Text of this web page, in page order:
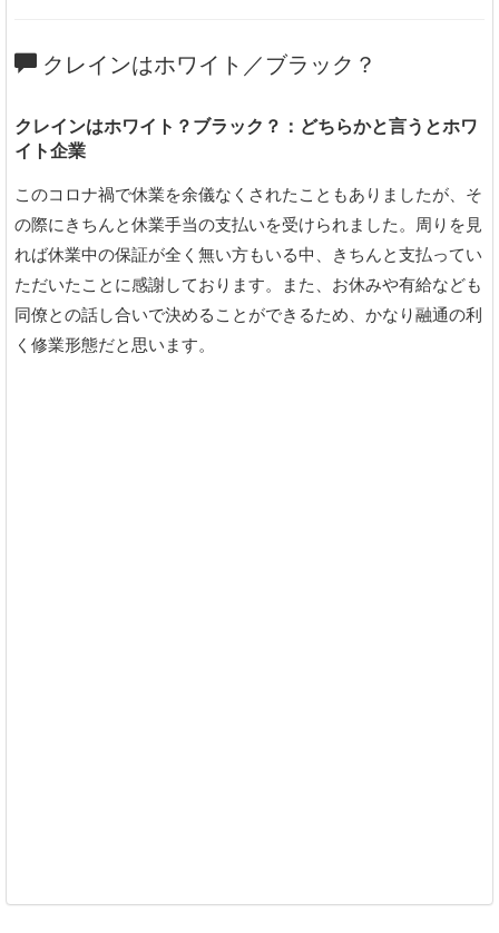
クレインはホワイト／ブラック？
クレインはホワイト？ブラック？：どちらかと言うとホワ
イト企業
このコロナ禍で休業を余儀なくされたこともありましたが、そ
の際にきちんと休業手当の支払いを受けられました。周りを見
れば休業中の保証が全く無い方もいる中、きちんと支払ってい
ただいたことに感謝しております。また、お休みや有給なども
同僚との話し合いで決めることができるため、かなり融通の利
く修業形態だと思います。